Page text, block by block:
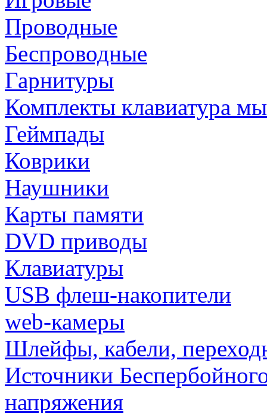
Проводные
Беспроводные
Гарнитуры
Комплекты клавиатура
Геймпады
Коврики
Наушники
Карты памяти
DVD приводы
Клавиатуры
USB флеш-накопители
web-камеры
Шлейфы, кабели,
Источники
напряжения